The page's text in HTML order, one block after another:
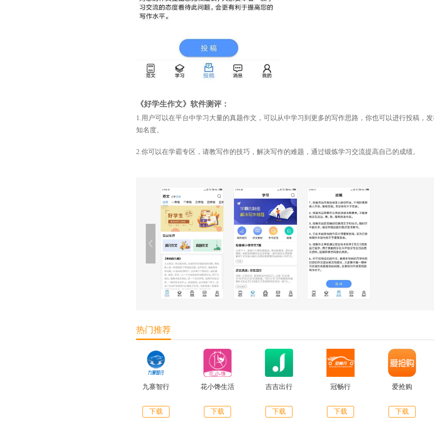
《好学生作文》软件测评：
1.用户可以在平台中学习大量的真题作文，可以从中学习到更多的写作思路，你也可以进行投稿，
知名度。
2.你可以在学霸专区，请教写作的技巧，解决写作的难题，通过锻炼学习交流提高自己的成绩。
热门推荐
九寨智行
下载
花小馋生活
下载
吉吉出行
下载
冠畅行
下载
爱抢购
下载